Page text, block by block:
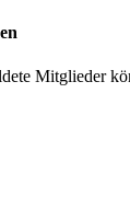
Mitglieder